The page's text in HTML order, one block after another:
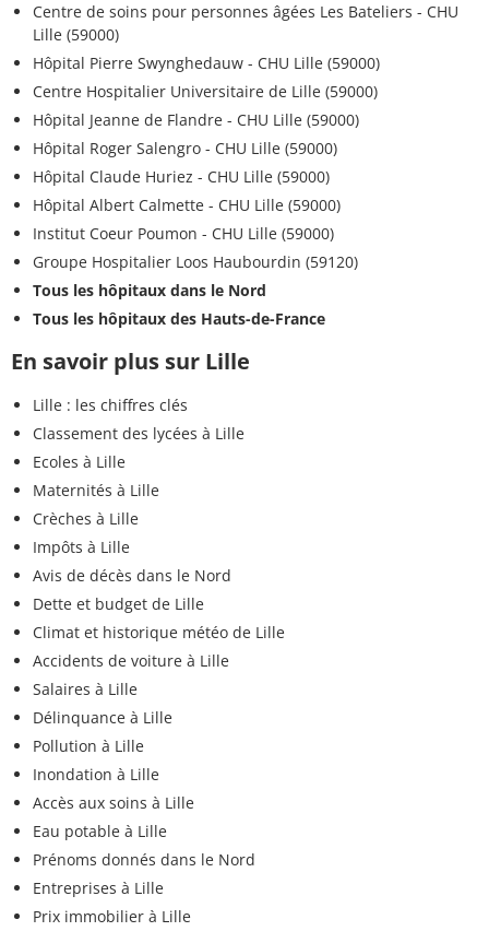
Centre de soins pour personnes âgées Les Bateliers - CHU
Lille (59000)
Hôpital Pierre Swynghedauw - CHU Lille (59000)
Centre Hospitalier Universitaire de Lille (59000)
Hôpital Jeanne de Flandre - CHU Lille (59000)
Hôpital Roger Salengro - CHU Lille (59000)
Hôpital Claude Huriez - CHU Lille (59000)
Hôpital Albert Calmette - CHU Lille (59000)
Institut Coeur Poumon - CHU Lille (59000)
Groupe Hospitalier Loos Haubourdin (59120)
Tous les hôpitaux dans le Nord
Tous les hôpitaux des Hauts-de-France
En savoir plus sur Lille
Lille : les chiffres clés
Classement des lycées à Lille
Ecoles à Lille
Maternités à Lille
Crèches à Lille
Impôts à Lille
Avis de décès dans le Nord
Dette et budget de Lille
Climat et historique météo de Lille
Accidents de voiture à Lille
Salaires à Lille
Délinquance à Lille
Pollution à Lille
Inondation à Lille
Accès aux soins à Lille
Eau potable à Lille
Prénoms donnés dans le Nord
Entreprises à Lille
Prix immobilier à Lille